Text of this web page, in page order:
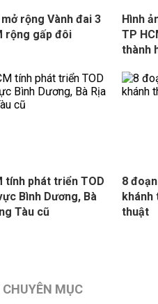
rộng Vành đai 3
rộng gấp đôi
Hình
TP
thành
tính phát triển TOD
Bình Dương, Bà
Tàu cũ
8
khánh
thuật
CHUYÊN MỤC